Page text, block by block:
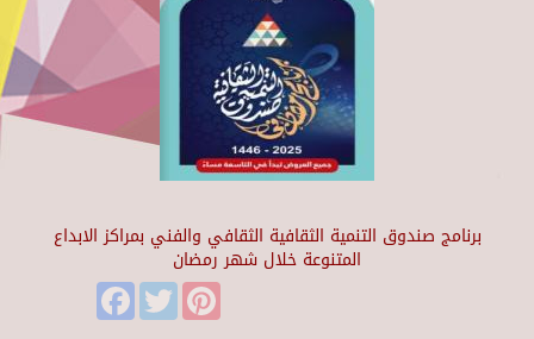
برنامج صندوق التنمية الثقافية الثقافي والفني بمراكز الابداع
المتنوعة خلال شهر رمضان
FacebookTwitter